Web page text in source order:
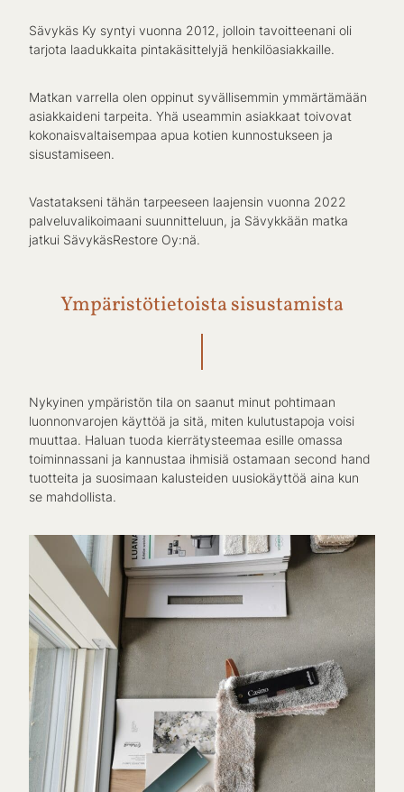
Sävykäs Ky syntyi vuonna 2012, jolloin tavoitteenani oli
tarjota laadukkaita pintakäsittelyjä henkilöasiakkaille.
Matkan varrella olen oppinut syvällisemmin ymmärtämään
asiakkaideni tarpeita. Yhä useammin asiakkaat toivovat
kokonaisvaltaisempaa apua kotien kunnostukseen ja
sisustamiseen.
Vastatakseni tähän tarpeeseen laajensin vuonna 2022
palveluvalikoimaani suunnitteluun, ja Sävykkään matka
jatkui SävykäsRestore Oy:nä.
Ympäristötietoista sisustamista
Nykyinen ympäristön tila on saanut minut pohtimaan
luonnonvarojen käyttöä ja sitä, miten kulutustapoja voisi
muuttaa. Haluan tuoda kierrätysteemaa esille omassa
toiminnassani ja kannustaa ihmisiä ostamaan second hand
tuotteita ja suosimaan kalusteiden uusiokäyttöä aina kun
se mahdollista.